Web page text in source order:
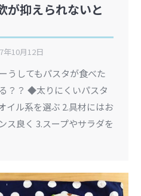
が抑えられないと
年10月12日
うしてもパスタが食べた
？？ ◆太りにくいパスタ
イル系を選ぶ 2.具材にはお
ス良く 3.スープやサラダを